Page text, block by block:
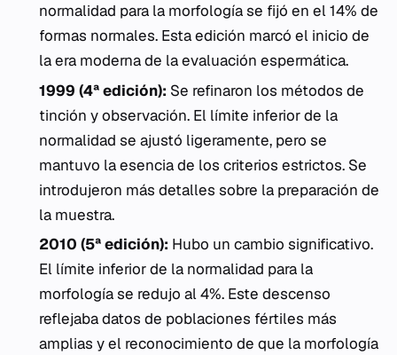
normalidad para la morfología se fijó en el 14% de
formas normales. Esta edición marcó el inicio de
la era moderna de la evaluación espermática.
1999 (4ª edición): Se refinaron los métodos de
tinción y observación. El límite inferior de la
normalidad se ajustó ligeramente, pero se
mantuvo la esencia de los criterios estrictos. Se
introdujeron más detalles sobre la preparación de
la muestra.
2010 (5ª edición): Hubo un cambio significativo.
El límite inferior de la normalidad para la
morfología se redujo al 4%. Este descenso
reflejaba datos de poblaciones fértiles más
amplias y el reconocimiento de que la morfología